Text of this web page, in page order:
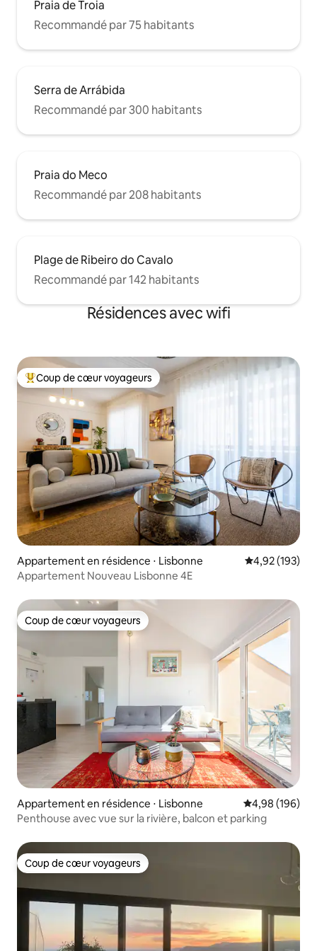
Praia de Troia
Recommandé par 75 habitants
Serra de Arrábida
Recommandé par 300 habitants
Praia do Meco
Recommandé par 208 habitants
Plage de Ribeiro do Cavalo
Recommandé par 142 habitants
Résidences avec wifi
Coups de cœur voyageurs les plus appréciés
Coup de cœur voyageurs
Appartement en résidence ⋅ Lisbonne Évaluation
4,92 (193)
Appartement Nouveau Lisbonne 4E
Coup de cœur voyageurs
Coup de cœur voyageurs
Appartement en résidence ⋅ Lisbonne Évaluation
4,98 (196)
Penthouse avec vue sur la rivière, balcon et parking
Coup de cœur voyageurs
Coup de cœur voyageurs